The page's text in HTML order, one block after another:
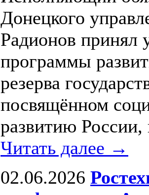
Донецкого
Радионов принял
программы
резерва
посвящённом
развитию России,
Читать далее →
02.06.2026